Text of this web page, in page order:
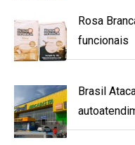
Rosa
funcionais
Brasil